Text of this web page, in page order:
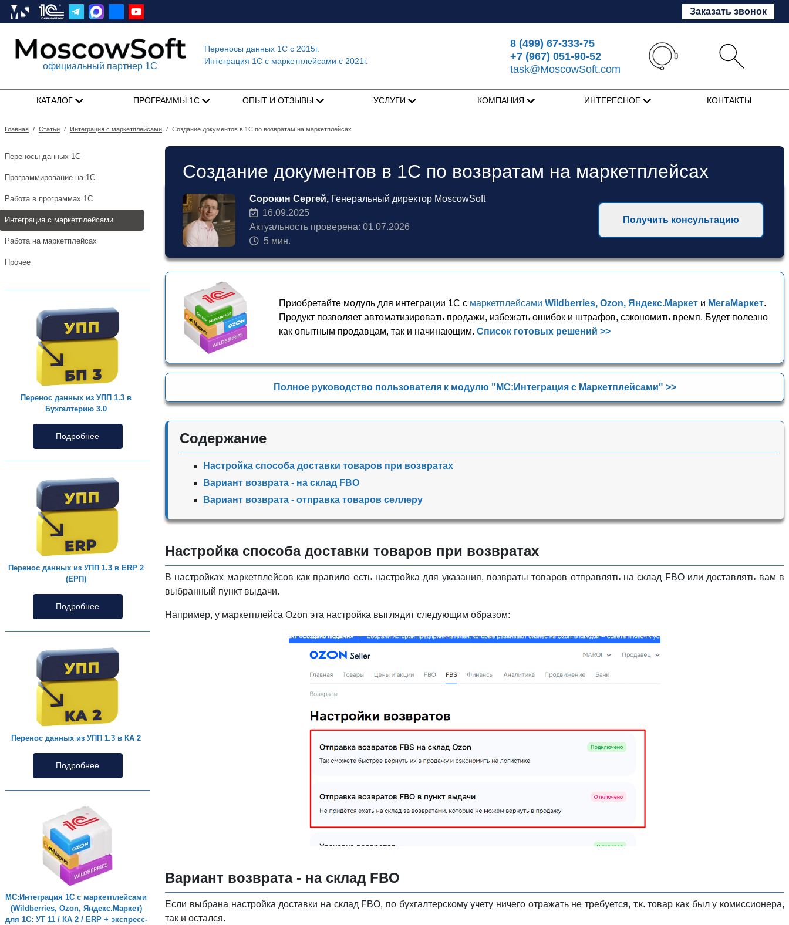
Заказать звонок
официальный партнер 1С
Переносы данных 1Сс 2015г.
Интеграция 1C с маркетплейсами с 2021г.
8 (499) 67-333-75
+7 (967) 051-90-52
task@MoscowSoft.com
КАТАЛОГ ПРОГРАММЫ 1С ОПЫТ И ОТЗЫВЫ УСЛУГИ КОМПАНИЯ ИНТЕРЕСНОЕ КОНТАКТЫ
Главная / Статьи / Интеграция с маркетплейсами / Создание документов в 1С по возвратам на маркетплейсах
Переносы данных 1С
Программирование на 1С
Работа в программах 1С
Интеграция с маркетплейсами
Работа на маркетплейсах
Прочее
Перенос данных из УПП 1.3 в
Бухгалтерию 3.0
Подробнее
Перенос данных из УПП 1.3 в ERP 2
(ЕРП)
Подробнее
Перенос данных из УПП 1.3 в КА 2
Подробнее
МС:Интеграция 1С с маркетплейсами
(Wildberries, Ozon, Яндекс.Маркет)
для 1С: УТ 11 / КА 2 / ERP + экспресс-
Создание документов в 1С по возвратам на маркетплейсах
Сорокин Сергей, Генеральный директор MoscowSoft
16.09.2025
Актуальность проверена: 01.07.2026
5 мин.
Получить консультацию
Приобретайте модуль для интеграции 1С с маркетплейсами Wildberries, Ozon, Яндекс.Маркети МегаМаркет.
Продукт позволяет автоматизировать продажи, избежать ошибок и штрафов, сэкономить время. Будет полезно
как опытным продавцам, так и начинающим. Список готовых решений >>
Полное руководство пользователя к модулю "МС:Интеграция с Маркетплейсами" >>
Содержание
Настройка способа доставки товаров при возвратах
Вариант возврата - на склад FBO
Вариант возврата - отправка товаров селлеру
Настройка способа доставки товаров при возвратах
В настройках маркетплейсов как правило есть настройка для указания, возвраты товаров отправлять на склад FBO или доставлять вам в
выбранный пункт выдачи.
Например, у маркетплейса Ozon эта настройка выглядит следующим образом:
Вариант возврата - на склад FBO
Если выбрана настройка доставки на склад FBO, по бухгалтерскому учету ничего отражать не требуется, т.к. товар как был у комиссионера,
так и остался.